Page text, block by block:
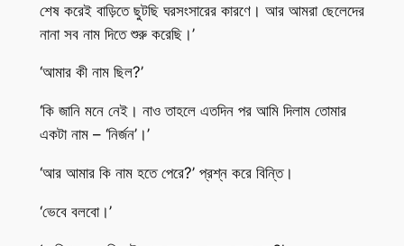
শেষ করেই বাড়িতে ছুটছি ঘরসংসারের কারণে। আর আমরা ছেলেদের
নানা সব নাম দিতে শুরু করেছি।’
‘আমার কী নাম ছিল?’
‘কি জানি মনে নেই। নাও তাহলে এতদিন পর আমি দিলাম তোমার
একটা নাম – ‘নির্জন’।’
‘আর আমার কি নাম হতে পেরে?’ প্রশ্ন করে বিন্তি।
‘ভেবে বলবো।’